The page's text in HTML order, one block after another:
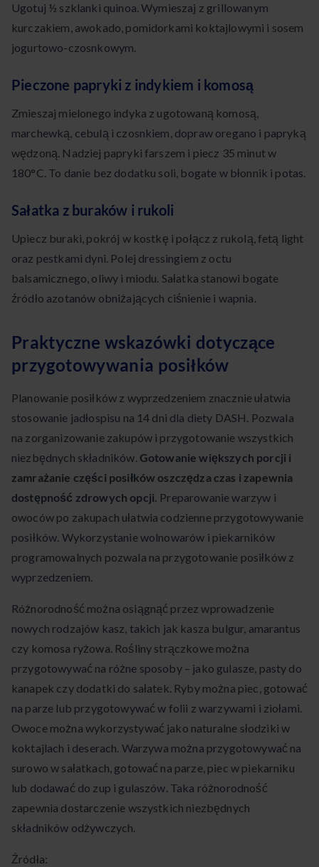
Ugotuj ½ szklanki quinoa. Wymieszaj z grillowanym
kurczakiem, awokado, pomidorkami koktajlowymi i sosem
jogurtowo-czosnkowym.
Pieczone papryki z indykiem i komosą
Zmieszaj mielonego indyka z ugotowaną komosą,
marchewką, cebulą i czosnkiem, dopraw oregano i papryką
wędzoną. Nadziej papryki farszem i piecz 35 minut w
180°C. To danie bez dodatku soli, bogate w błonnik i potas.
Sałatka z buraków i rukoli
Upiecz buraki, pokrój w kostkę i połącz z rukolą, fetą light
oraz pestkami dyni. Polej dressingiem z octu
balsamicznego, oliwy i miodu. Sałatka stanowi bogate
źródło azotanów obniżających ciśnienie i wapnia.
Praktyczne wskazówki dotyczące
przygotowywania posiłków
Planowanie posiłków z wyprzedzeniem znacznie ułatwia
stosowanie jadłospisu na 14 dni dla diety DASH. Pozwala
na zorganizowanie zakupów i przygotowanie wszystkich
niezbędnych składników. Gotowanie większych porcji i
zamrażanie części posiłków oszczędza czas i zapewnia
dostępność zdrowych opcji. Preparowanie warzyw i
owoców po zakupach ułatwia codzienne przygotowywanie
posiłków. Wykorzystanie wolnowarów i piekarników
programowalnych pozwala na przygotowanie posiłków z
wyprzedzeniem.
Różnorodność można osiągnąć przez wprowadzenie
nowych rodzajów kasz, takich jak kasza bulgur, amarantus
czy komosa ryżowa. Rośliny strączkowe można
przygotowywać na różne sposoby – jako gulasze, pasty do
kanapek czy dodatki do sałatek. Ryby można piec, gotować
na parze lub przygotowywać w folii z warzywami i ziołami.
Owoce można wykorzystywać jako naturalne słodziki w
koktajlach i deserach. Warzywa można przygotowywać na
surowo w sałatkach, gotować na parze, piec w piekarniku
lub dodawać do zup i gulaszów. Taka różnorodność
zapewnia dostarczenie wszystkich niezbędnych
składników odżywczych.
Źródła: